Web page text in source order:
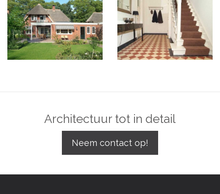
Architectuur tot in detail
Neem contact op!